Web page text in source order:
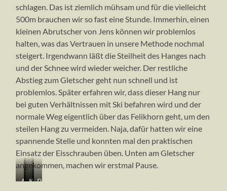
schlagen. Das ist ziemlich mühsam und für die vielleicht
500m brauchen wir so fast eine Stunde. Immerhin, einen
kleinen Abrutscher von Jens können wir problemlos
halten, was das Vertrauen in unsere Methode nochmal
steigert. Irgendwann läßt die Steilheit des Hanges nach
und der Schnee wird wieder weicher. Der restliche
Abstieg zum Gletscher geht nun schnell und ist
problemlos. Später erfahren wir, dass dieser Hang nur
bei guten Verhältnissen mit Ski befahren wird und der
normale Weg eigentlich über das Felikhorn geht, um den
steilen Hang zu vermeiden. Naja, dafür hatten wir eine
spannende Stelle und konnten mal den praktischen
Einsatz der Eisschrauben üben. Unten am Gletscher
angekommen, machen wir erstmal Pause.
Abstieg
Schwieriges
KayDie